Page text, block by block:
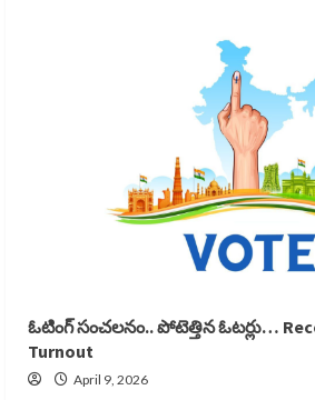
ఓటింగ్ సంచలనం.. పోటెత్తిన ఓటర్లు…
Turnout
April 9, 2026